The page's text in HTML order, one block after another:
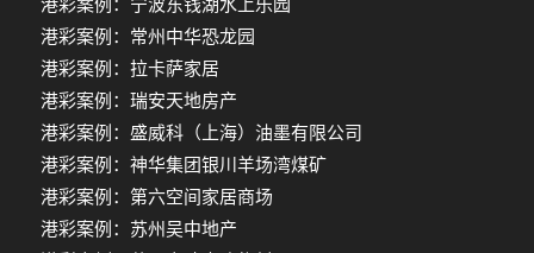
港彩案例：常州中华恐龙园
港彩案例：拉卡萨家居
港彩案例：瑞安天地房产
港彩案例：盛威科（上海）油墨有限公司
港彩案例：神华集团银川羊场湾煤矿
港彩案例：第六空间家居商场
港彩案例：苏州吴中地产